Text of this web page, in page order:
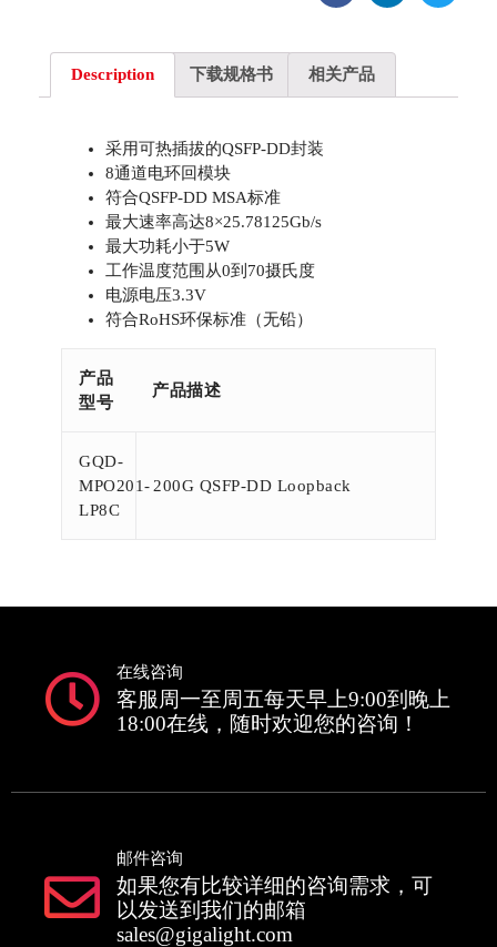
Description 下载规格书 相关产品
采用可热插拔的QSFP-DD封装
8通道电环回模块
符合QSFP-DD MSA标准
最大速率高达8×25.78125Gb/s
最大功耗小于5W
工作温度范围从0到70摄氏度
电源电压3.3V
符合RoHS环保标准（无铅）
产品
型号
产品描述
GQD-
MPO201-
LP8C
200G QSFP-DD Loopback
在线咨询
客服周一至周五每天早上9:00到晚上
18:00在线，随时欢迎您的咨询！
邮件咨询
如果您有比较详细的咨询需求，可
以发送到我们的邮箱
sales@gigalight.com